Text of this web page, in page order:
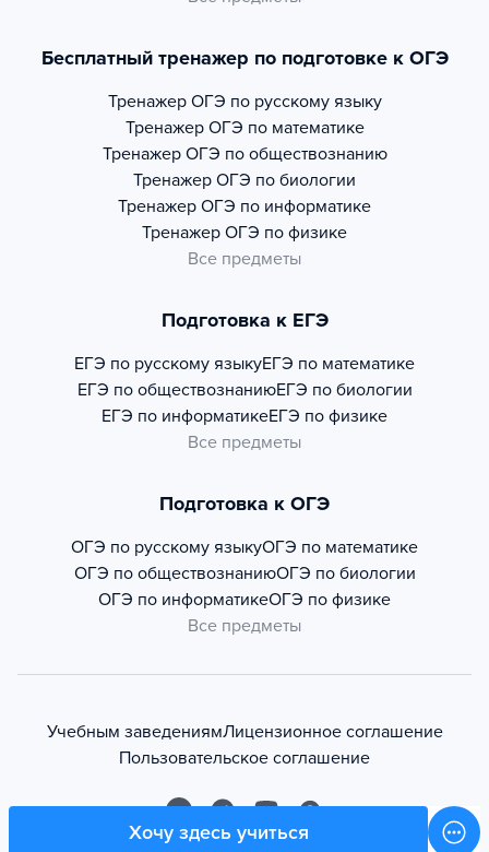
Хочу здесь учиться
Бесплатный тренажер по подготовке к ОГЭ
Тренажер ОГЭ по русскому языку
Тренажер ОГЭ по математике
Тренажер ОГЭ по обществознанию
Тренажер ОГЭ по биологии
Тренажер ОГЭ по информатике
Тренажер ОГЭ по физике
Все предметы
Подготовка к ЕГЭ
ЕГЭ по русскому языкуЕГЭ по математике
ЕГЭ по обществознаниюЕГЭ по биологии
ЕГЭ по информатикеЕГЭ по физике
Все предметы
Подготовка к ОГЭ
ОГЭ по русскому языкуОГЭ по математике
ОГЭ по обществознаниюОГЭ по биологии
ОГЭ по информатикеОГЭ по физике
Все предметы
Учебным заведениямЛицензионное соглашение
Пользовательское соглашение